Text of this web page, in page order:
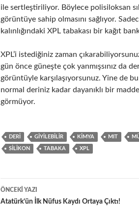
ile sertleştiriliyor. Böylece polisiloksan
görüntüye sahip olmasını sağlıyor.
kalınlığındaki XPL tabakası bir kağıt
XPL’i istediğiniz zaman
gün önce güneşte çok yanmışsınız da
görüntüyle karşılaşıyorsunuz. Yine de
normal deriniz kadar dayanıklı bir
görmüyor.
DERI GIYILEBILIR KIMYA MIT
SILIKON TABAKA XPL
Yazı
dolaşımı
ÖNCEKI YAZI
Atatürk’ün İlk Nüfus Kaydı Ortaya Çıktı!